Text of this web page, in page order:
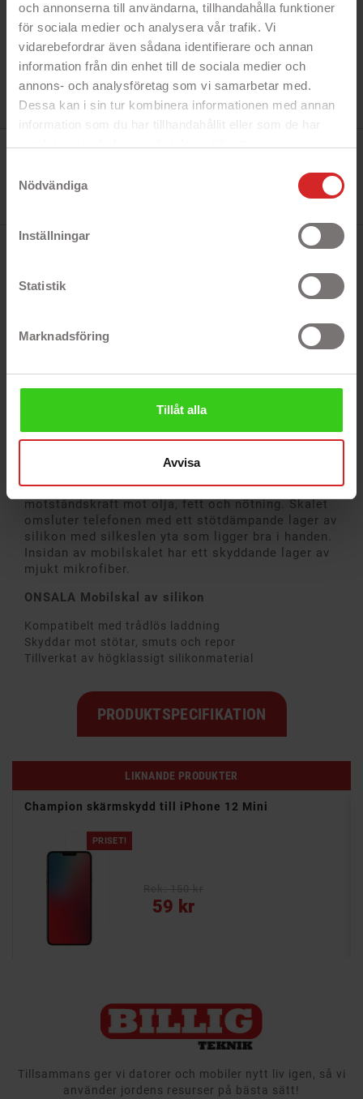
och annonserna till användarna, tillhandahålla funktioner
för sociala medier och analysera vår trafik. Vi
vidarebefordrar även sådana identifierare och annan
information från din enhet till de sociala medier och
annons- och analysföretag som vi samarbetar med.
Dessa kan i sin tur kombinera informationen med annan
information som du har tillhandahållit eller som de har
Nödvändiga
Inställningar
Statistik
Marknadsföring
Tillåt alla
Avvisa
Tillverkare:
664002
Flexibelt mobilskal tillverkat av "True liquid"-
många egenskaper, inklusive elasticitet, och
motståndskraft mot olja, fett och nötning. Skalet
omsluter telefonen med ett stötdämpande lager av
silikon med silkeslen yta som ligger bra i handen.
Insidan av mobilskalet har ett skyddande lager av
mjukt mikrofiber.
ONSALA Mobilskal av silikon
Kompatibelt med trådlös laddning
Skyddar mot stötar, smuts och repor
Tillverkat av högklassigt silikonmaterial
- Rosa
- Alla portar och funktioner är åtkomliga
PRODUKTSPECIFIKATION
LIKNANDE PRODUKTER
Champion skärmskydd till iPhone 12 Mini
PRISET!
59 kr
Pris
Tillsammans ger vi datorer och mobiler nytt liv igen, så vi
använder jordens resurser på bästa sätt!